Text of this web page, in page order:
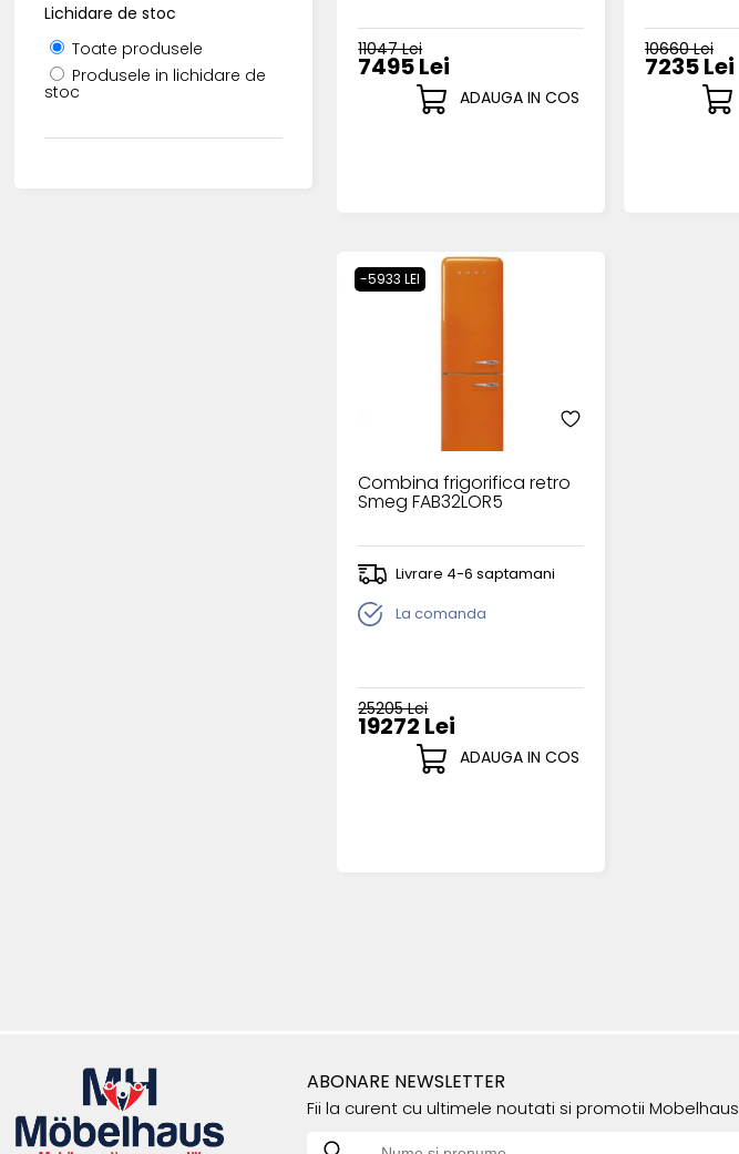
Lichidare de stoc
Toate produsele
Produsele in lichidare de
stoc
11047 Lei
7495 Lei
ADAUGA IN COS
10660 Lei
7235 Lei
-5933 LEI
Combina frigorifica retro
Smeg FAB32LOR5
Livrare 4-6 saptamani
La comanda
25205 Lei
19272 Lei
ADAUGA IN COS
ABONARE NEWSLETTER
Fii la curent cu ultimele noutati si promotii Mobelhaus